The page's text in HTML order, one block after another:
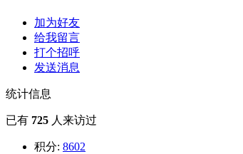
加为好友
给我留言
打个招呼
发送消息
统计信息
已有 725 人来访过
积分: 8602